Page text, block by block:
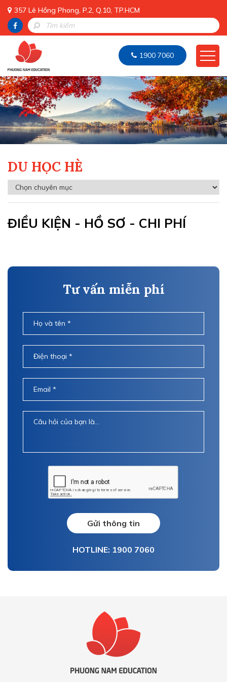
357 Lê Hồng Phong, P.2, Q.10, TP.HCM
1900 7060
DU HỌC HÈ
ĐIỀU KIỆN - HỒ SƠ - CHI PHÍ
Tư vấn miễn phí
Gửi thông tin
HOTLINE: 1900 7060